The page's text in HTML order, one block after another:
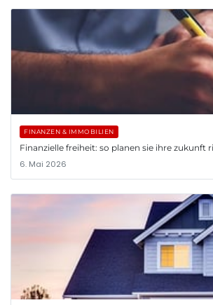
FINANZEN & IMMOBILIEN
Finanzielle freiheit: so planen sie ihre zukunft
6. Mai 2026